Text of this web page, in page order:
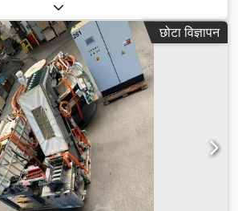
छोटा विज्ञापन